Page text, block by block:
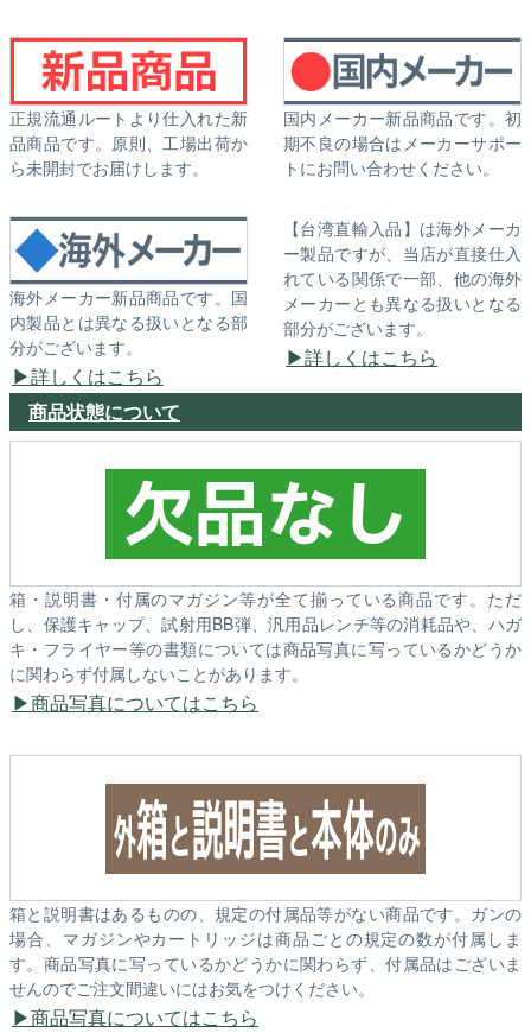
正規流通ルートより仕入れた新
品商品です。原則、工場出荷か
ら未開封でお届けします。
国内メーカー新品商品です。初
期不良の場合はメーカーサポー
トにお問い合わせください。
海外メーカー新品商品です。国
内製品とは異なる扱いとなる部
分がございます。
詳しくはこちら
【台湾直輸入品】は海外メーカ
ー製品ですが、当店が直接仕入
れている関係で一部、他の海外
メーカーとも異なる扱いとなる
部分がございます。
詳しくはこちら
商品状態について
箱・説明書・付属のマガジン等が全て揃っている商品です。ただ
し、保護キャップ、試射用BB弾、汎用品レンチ等の消耗品や、ハガ
キ・フライヤー等の書類については商品写真に写っているかどうか
に関わらず付属しないことがあります。
商品写真についてはこちら
箱と説明書はあるものの、規定の付属品等がない商品です。ガンの
場合、マガジンやカートリッジは商品ごとの規定の数が付属しま
す。商品写真に写っているかどうかに関わらず、付属品はございま
せんのでご注文間違いにはお気をつけください。
商品写真についてはこちら